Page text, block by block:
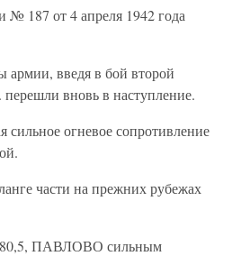
№ 187 от 4 апреля 1942 года
армии, введя в бой второй
вновь в наступление.
сильное огневое сопротивление
части на прежних рубежах
ПАВЛОВО сильным